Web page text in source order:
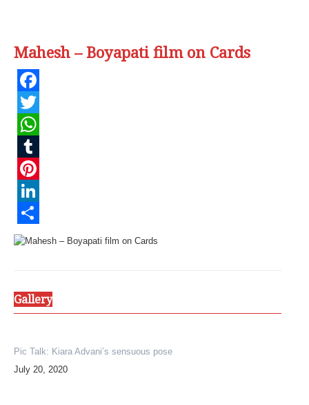
Mahesh – Boyapati film on Cards
Facebook
Twitter
WhatsApp
Tumblr
Pinterest
LinkedIn
Share
Gallery
Pic Talk: Kiara Advani’s sensuous pose
July 20, 2020